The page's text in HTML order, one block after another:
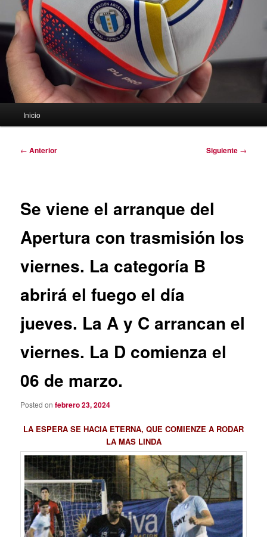
Inicio
Navegación
← Anterior Siguiente →
Se viene el arranque del
Apertura con trasmisión los
viernes. La categoría B
abrirá el fuego el día
jueves. La A y C arrancan el
viernes. La D comienza el
06 de marzo.
Posted onfebrero 23, 2024
LA ESPERA SE HACIA ETERNA, QUE COMIENZE A RODAR
LA MAS LINDA